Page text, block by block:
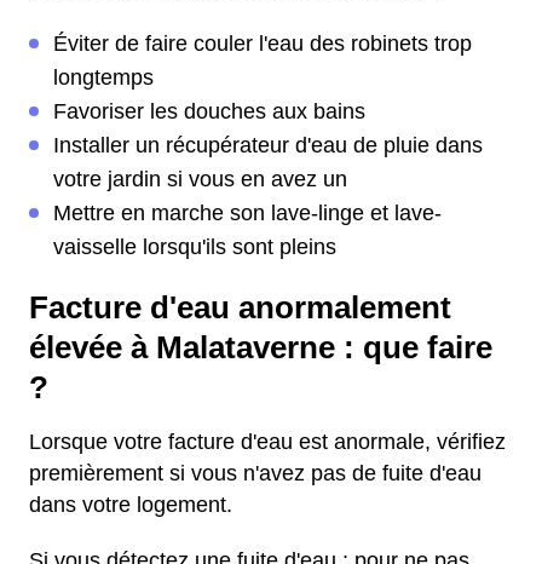
Éviter de faire couler l'eau des robinets trop
longtemps
Favoriser les douches aux bains
Installer un récupérateur d'eau de pluie dans
votre jardin si vous en avez un
Mettre en marche son lave-linge et lave-
vaisselle lorsqu'ils sont pleins
Facture d'eau anormalement
élevée à Malataverne : que faire
?
Lorsque votre facture d'eau est anormale, vérifiez
premièrement si vous n'avez pas de fuite d'eau
dans votre logement.